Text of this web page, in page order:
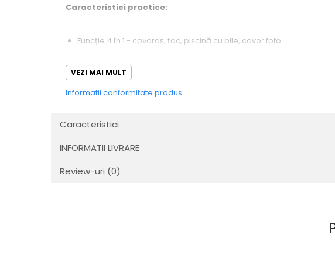
Caracteristici practice:
Funcție 4 în 1 - covoraș, țac, piscină cu bile, covor foto
Strat termoizolant gros
VEZI MAI MULT
Informatii conformitate produs
Caracteristici
INFORMATII LIVRARE
Review-uri (0)